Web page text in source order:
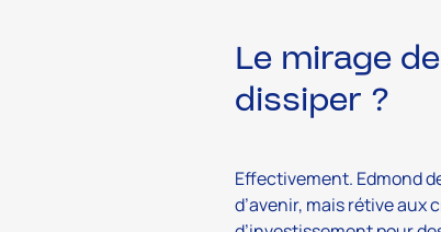
Le mirage
dissiper ?
Effectivement. Edmond
d’avenir, mais rétive aux